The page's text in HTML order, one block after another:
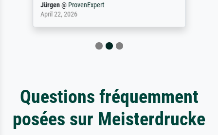
Jürgen@ ProvenExpert
April 22, 2026
Questions fréquemment
posées sur Meisterdrucke